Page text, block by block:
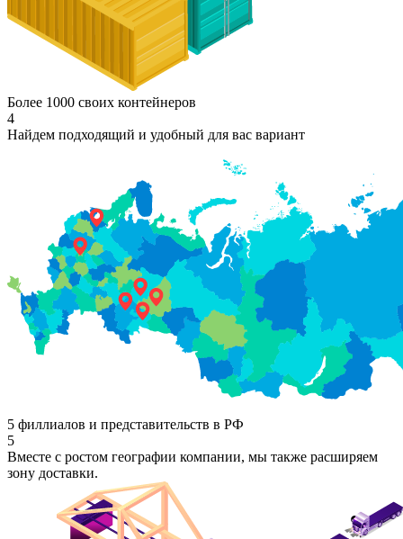
Более 1000 своих контейнеров
4
Найдем подходящий и удобный для вас вариант
5 филлиалов и представительств в РФ
5
Вместе с ростом географии компании, мы также расширяем
зону доставки.